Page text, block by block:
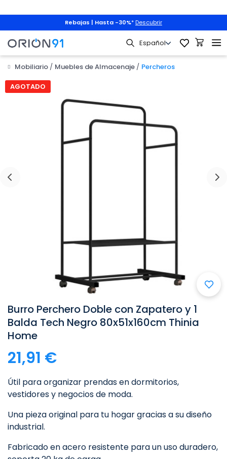
Rebajas | Hasta -30%* Descubrir
Mobiliario Muebles de Almacenaje Percheros
AGOTADO
Burro Perchero Doble con Zapatero y 1
Balda Tech Negro 80x51x160cm Thinia
Home
21,91 €
Útil para organizar prendas en dormitorios,
vestidores y negocios de moda.
Una pieza original para tu hogar gracias a su diseño
industrial.
Fabricado en acero resistente para un uso duradero,